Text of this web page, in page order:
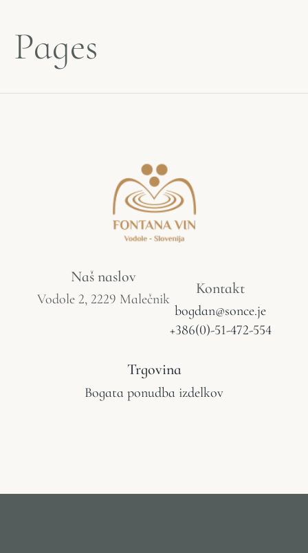
Pages
Naš naslov
Vodole 2, 2229 Malečnik
Kontakt
bogdan@sonce.je
+386(0)-51-472-554
Trgovina
Bogata ponudba izdelkov